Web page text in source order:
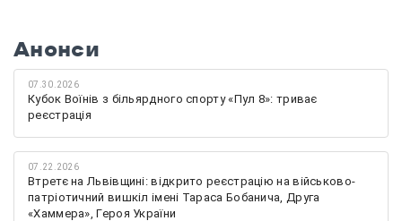
Анонси
07.30.2026
Кубок Воїнів з більярдного спорту «Пул 8»: триває
реєстрація
07.22.2026
Втретє на Львівщині: відкрито реєстрацію на військово-
патріотичний вишкіл імені Тараса Бобанича, Друга
«Хаммера», Героя України